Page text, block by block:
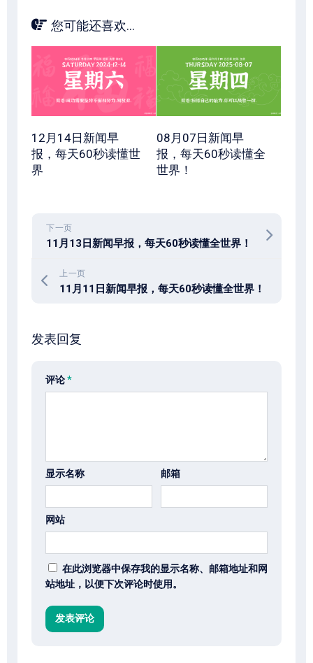
您可能还喜欢...
12月14日新闻早
报，每天60秒读懂世
界
08月07日新闻早
报，每天60秒读懂全
世界！
下一页
11月13日新闻早报，每天60秒读懂全世界！
上一页
11月11日新闻早报，每天60秒读懂全世界！
发表回复
评论*
显示名称 邮箱
网站
在此浏览器中保存我的显示名称、邮箱地址和网
站地址，以便下次评论时使用。